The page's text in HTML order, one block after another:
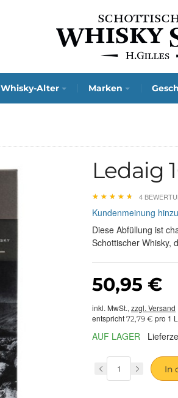
Whisky-Alter Marken
Ledaig
★ ★ ★ ★ ★
★ ★ ★ ★ ★ 4
Kundenmeinung
Diese Abfüllung ist
Schottischer Whisky,
50,95 €
inkl. MwSt., zzgl. Versand
entspricht 72,79 € pro 1
AUF LAGER
In